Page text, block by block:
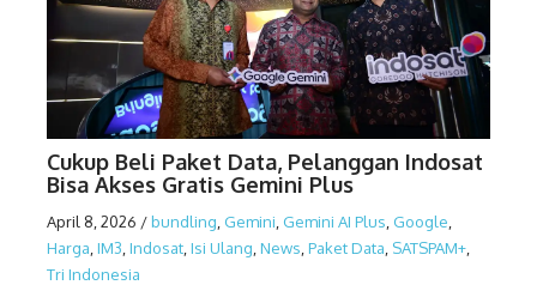
Cukup Beli Paket Data, Pelanggan Indosat
Bisa Akses Gratis Gemini Plus
April 8, 2026 /bundling Gemini Gemini AI Plus Google
Harga IM3 Indosat Isi Ulang News Paket Data SATSPAM+
Tri Indonesia